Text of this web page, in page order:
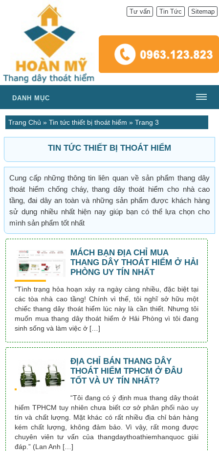
Tư vấn Tin Tức Sitemap
DANH MỤC
Trang Chủ » Tin tức thiết bị thoát hiểm » Trang 3
TIN TỨC THIẾT BỊ THOÁT HIỂM
Cung cấp những thông tin liên quan về sản phẩm thang dây
thoát hiểm chống cháy, thang dây thoát hiểm cho nhà cao
tầng, đai dây an toàn và những sản phẩm được khách hàng
sử dụng nhiều nhất hiện nay giúp bạn có thể lựa chọn cho
mình sản phẩm tốt nhất
MÁCH BẠN ĐỊA CHỈ MUA
THANG DÂY THOÁT HIỂM Ở HẢI
PHÒNG UY TÍN NHẤT
“Tình trạng hỏa hoạn xảy ra ngày càng nhiều, đặc biệt tại
các tòa nhà cao tầng! Chính vì thế, tôi nghĩ sở hữu một
chiếc thang dây thoát hiểm lúc này là cần thiết. Nhưng tôi
muốn mua thang dây thoát hiểm ở Hải Phòng vì tôi đang
sinh sống và làm việc ở […]
ĐỊA CHỈ BÁN THANG DÂY
THOÁT HIỂM TPHCM Ở ĐÂU
TỐT VÀ UY TÍN NHẤT?
“Tôi đang có ý định mua thang dây thoát
hiểm TPHCM tuy nhiên chưa biết cơ sở phân phối nào uy
tín và chất lượng. Mặt khác có rất nhiều địa chỉ bán hàng
kém chất lượng, không đảm bảo. Vì vậy, rất mong được
chuyên viên tư vấn của thangdaythoathiemhanquoc giải
đáp.” (Lan Anh […]